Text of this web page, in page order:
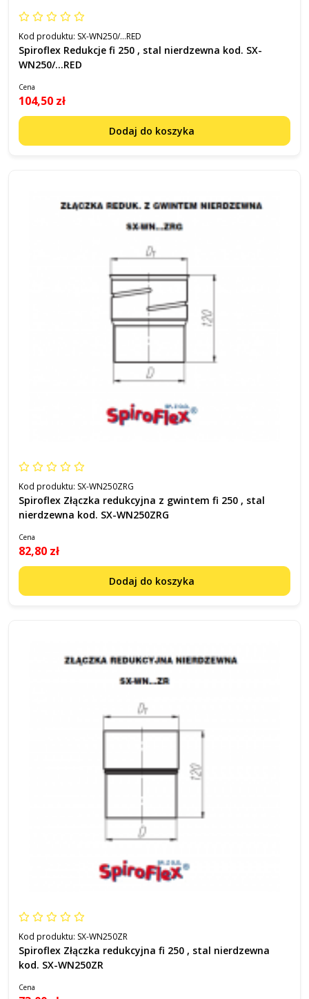
Kod produktu: SX-WN250/...RED
Spiroflex Redukcje fi 250 , stal nierdzewna kod. SX-
WN250/...RED
Cena
104,50 zł
Dodaj do koszyka
Kod produktu: SX-WN250ZRG
Spiroflex Złączka redukcyjna z gwintem fi 250 , stal
nierdzewna kod. SX-WN250ZRG
Cena
82,80 zł
Dodaj do koszyka
Kod produktu: SX-WN250ZR
Spiroflex Złączka redukcyjna fi 250 , stal nierdzewna
kod. SX-WN250ZR
Cena